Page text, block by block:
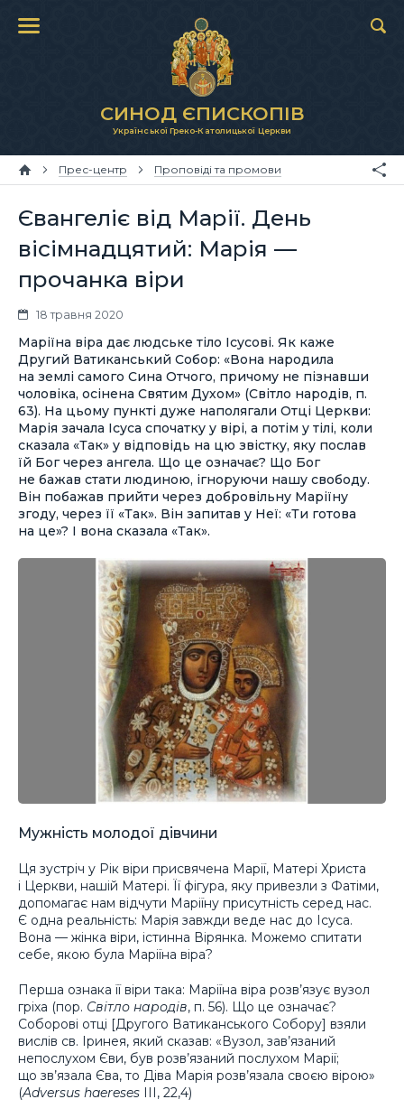
СИНОД ЄПИСКОПІВ
Української Греко-Католицької Церкви
Прес-центр Проповіді та промови
Євангеліє від Марії. День
вісімнадцятий: Марія —
прочанка віри
18 травня 2020
Маріїна віра дає людське тіло Ісусові. Як каже
Другий Ватиканський Собор: «Вона народила
на землі самого Сина Отчого, причому не пізнавши
чоловіка, осінена Святим Духом» (Світло народів, п.
63). На цьому пункті дуже наполягали Отці Церкви:
Марія зачала Ісуса спочатку у вірі, а потім у тілі, коли
сказала «Так» у відповідь на цю звістку, яку послав
їй Бог через ангела. Що це означає? Що Бог
не бажав стати людиною, ігноруючи нашу свободу.
Він побажав прийти через добровільну Маріїну
згоду, через її «Так». Він запитав у Неї: «Ти готова
на це»? І вона сказала «Так».
Мужність молодої дівчини
Ця зустріч у Рік віри присвячена Марії, Матері Христа
і Церкви, нашій Матері. Її фігура, яку привезли з Фатіми,
допомагає нам відчути Маріїну присутність серед нас.
Є одна реальність: Марія завжди веде нас до Ісуса.
Вона — жінка віри, істинна Вірянка. Можемо спитати
себе, якою була Маріїна віра?
Перша ознака її віри така: Маріїна віра розв’язує вузол
гріха (пор. Світло народів, п. 56). Що це означає?
Соборові отці [Другого Ватиканського Собору] взяли
вислів св. Іринея, який сказав: «Вузол, зав’язаний
непослухом Єви, був розв’язаний послухом Марії;
що зв’язала Єва, то Діва Марія розв’язала своєю вірою»
(Adversus haereses III, 22,4)